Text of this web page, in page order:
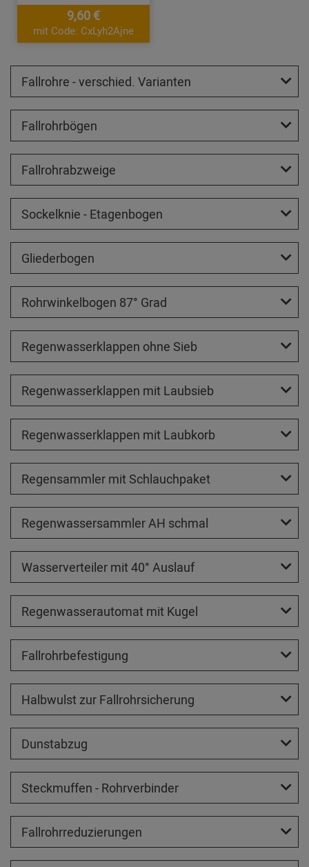
9,60 €
mit Code: CxLyh2Ajne
Fallrohre - verschied. Varianten
Fallrohrbögen
Fallrohrabzweige
Sockelknie - Etagenbogen
Gliederbogen
Rohrwinkelbogen 87° Grad
Regenwasserklappen ohne Sieb
Regenwasserklappen mit Laubsieb
Regenwasserklappen mit Laubkorb
Regensammler mit Schlauchpaket
Regenwassersammler AH schmal
Wasserverteiler mit 40° Auslauf
Regenwasserautomat mit Kugel
Fallrohrbefestigung
Halbwulst zur Fallrohrsicherung
Dunstabzug
Steckmuffen - Rohrverbinder
Fallrohrreduzierungen